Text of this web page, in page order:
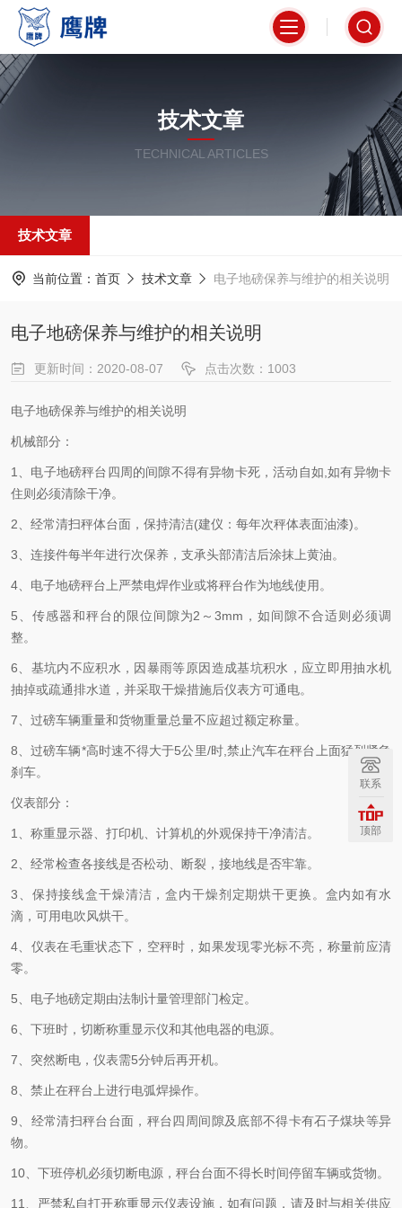
技术文章
TECHNICAL ARTICLES
技术文章
当前位置： 首页 技术文章 电子地磅保养与维护的相关说明
电子地磅保养与维护的相关说明
更新时间：2020-08-07 点击次数：1003
电子地磅保养与维护的相关说明
机械部分：
1、电子地磅秤台四周的间隙不得有异物卡死，活动自如,如有异物卡
住则必须清除干净。
2、经常清扫秤体台面，保持清洁(建仪：每年次秤体表面油漆)。
3、连接件每半年进行次保养，支承头部清洁后涂抹上黄油。
4、电子地磅秤台上严禁电焊作业或将秤台作为地线使用。
5、传感器和秤台的限位间隙为2～3mm，如间隙不合适则必须调
整。
6、基坑内不应积水，因暴雨等原因造成基坑积水，应立即用抽水机
抽掉或疏通排水道，并采取干燥措施后仪表方可通电。
7、过磅车辆重量和货物重量总量不应超过额定称量。
8、过磅车辆*高时速不得大于5公里/时,禁止汽车在秤台上面猛烈紧急
刹车。
仪表部分：
1、称重显示器、打印机、计算机的外观保持干净清洁。
2、经常检查各接线是否松动、断裂，接地线是否牢靠。
3、保持接线盒干燥清洁，盒内干燥剂定期烘干更换。盒内如有水
滴，可用电吹风烘干。
4、仪表在毛重状态下，空秤时，如果发现零光标不亮，称量前应清
零。
5、电子地磅定期由法制计量管理部门检定。
6、下班时，切断称重显示仪和其他电器的电源。
7、突然断电，仪表需5分钟后再开机。
8、禁止在秤台上进行电弧焊操作。
9、经常清扫秤台台面，秤台四周间隙及底部不得卡有石子煤块等异
物。
10、下班停机必须切断电源，秤台台面不得长时间停留车辆或货物。
11、严禁私自打开称重显示仪表设施，如有问题，请及时与相关供应
联系
顶部